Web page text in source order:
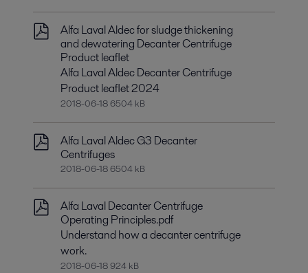
Alfa Laval Aldec for sludge thickening
and dewatering Decanter Centrifuge
Product leaflet
Alfa Laval Aldec Decanter Centrifuge
Product leaflet 2024
2018-06-18 6504 kB
Alfa Laval Aldec G3 Decanter
Centrifuges
2018-06-18 6504 kB
Alfa Laval Decanter Centrifuge
Operating Principles.pdf
Understand how a decanter centrifuge
work.
2018-06-18 924 kB